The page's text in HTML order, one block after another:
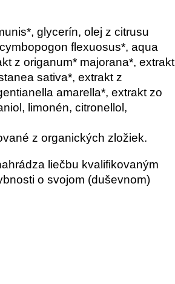
glycerín, olej z citrusu
flexuosus*, aqua
z origanum* majorana*, extrakt
sativa*, extrakt z
amarella*, extrakt zo
limonén, citronellol,
z organických zložiek.
liečbu kvalifikovaným
o svojom (duševnom)